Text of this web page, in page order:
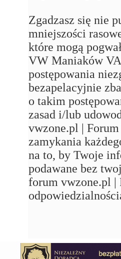
Zgadzasz się nie
mniejszości
które mogą
VW Maniaków
postępowania
bezapelacyjnie
o takim
zasad i/lub
vwzone.pl |
zamykania
na to, by Twoje
podawane bez
forum vwzone.pl |